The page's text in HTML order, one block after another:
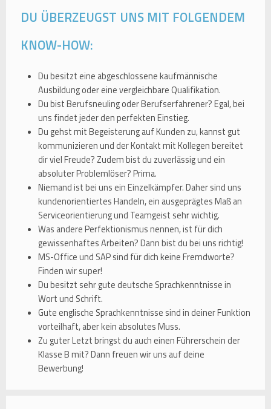
DU ÜBERZEUGST UNS MIT FOLGENDEM
KNOW-HOW:
Du besitzt eine abgeschlossene kaufmännische
Ausbildung oder eine vergleichbare Qualifikation.
Du bist Berufsneuling oder Berufserfahrener? Egal, bei
uns findet jeder den perfekten Einstieg.
Du gehst mit Begeisterung auf Kunden zu, kannst gut
kommunizieren und der Kontakt mit Kollegen bereitet
dir viel Freude? Zudem bist du zuverlässig und ein
absoluter Problemlöser? Prima.
Niemand ist bei uns ein Einzelkämpfer. Daher sind uns
kundenorientiertes Handeln, ein ausgeprägtes Maß an
Serviceorientierung und Teamgeist sehr wichtig.
Was andere Perfektionismus nennen, ist für dich
gewissenhaftes Arbeiten? Dann bist du bei uns richtig!
MS-Office und SAP sind für dich keine Fremdworte?
Finden wir super!
Du besitzt sehr gute deutsche Sprachkenntnisse in
Wort und Schrift.
Gute englische Sprachkenntnisse sind in deiner Funktion
vorteilhaft, aber kein absolutes Muss.
Zu guter Letzt bringst du auch einen Führerschein der
Klasse B mit? Dann freuen wir uns auf deine
Bewerbung!